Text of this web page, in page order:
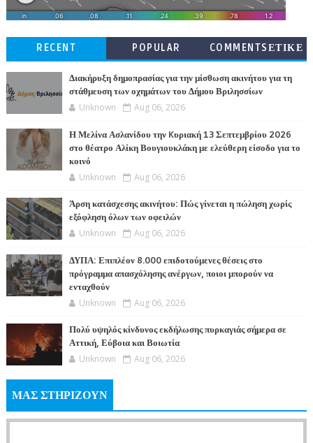
RECENT POPULAR
COMMENTSΕΤΙΚΕ
Διακήρυξη δημοπρασίας για την μίσθωση ακινήτου για τη
στάθμευση των οχημάτων του Δήμου Βριλησσίων
Unknown Aug 06, 2026
Η Μελίνα Ασλανίδου την Kυριακή 13 Σεπτεμβρίου 2026
στο θέατρο Αλίκη Βουγιουκλάκη με ελεύθερη είσοδο για το
κοινό
Unknown Aug 06, 2026
Άρση κατάσχεσης ακινήτου: Πώς γίνεται η πώληση χωρίς
εξόφληση όλων των οφειλών
Unknown Aug 06, 2026
ΔΥΠΑ: Επιπλέον 8.000 επιδοτούμενες θέσεις στο
πρόγραμμα απασχόλησης ανέργων, ποιοι μπορούν να
ενταχθούν
Unknown Aug 06, 2026
Πολύ υψηλός κίνδυνος εκδήλωσης πυρκαγιάς σήμερα σε
Αττική, Εύβοια και Βοιωτία
Unknown Aug 06, 2026
ΜΑΣ ΣΤΗΡΙΖΟΥΝ